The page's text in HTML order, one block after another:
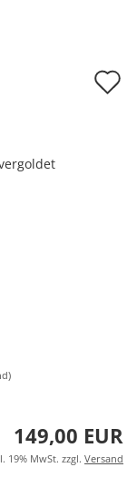
149,00 EUR
19% MwSt. zzgl. Versand